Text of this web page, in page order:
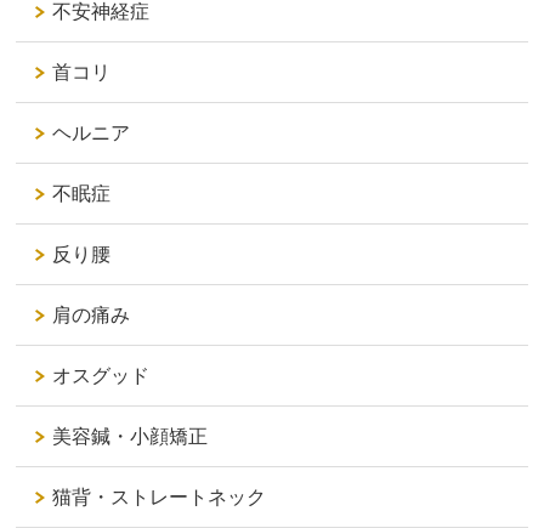
不安神経症
首コリ
ヘルニア
不眠症
反り腰
肩の痛み
オスグッド
美容鍼・小顔矯正
猫背・ストレートネック